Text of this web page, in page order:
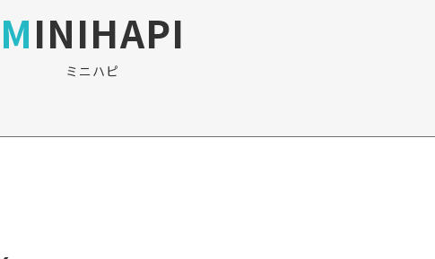
MINIHAPI
ミニハピ